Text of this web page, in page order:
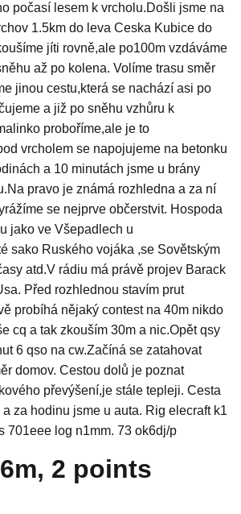
počasí lesem k vrcholu.Došli jsme na
1.5km do leva Ceska Kubice do
jíti rovně,ale po100m vzdáváme
až po kolena. Volíme trasu směr
jinou cestu,která se nachází asi po
a již po sněhu vzhůru k
proboříme,ale je to
vrcholem se napojujeme na betonku
a 10 minutách jsme u brány
pravo je známá rozhledna a za ní
se nejprve občerstvit. Hospoda
jako ve Všepadlech u
sako Ruského vojáka ,se Sovětským
atd.V rádiu má právě projev Barack
Před rozhlednou stavím prut
probíhá nějaký contest na 40m nikdo
cq a tak zkouším 30m a nic.Opět qsy
6 qso na cw.Začíná se zatahovat
domov. Cestou dolů je poznat
převýšení,je stále tepleji. Cesta
za hodinu jsme u auta. Rig elecraft k1
701eee log n1mm. 73 ok6dj/p
2 points